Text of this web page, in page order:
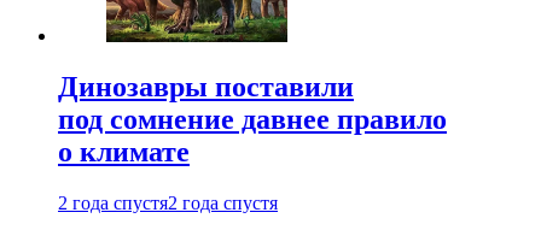
Динозавры поставили
под сомнение давнее правило
о климате
2 года спустя2 года спустя